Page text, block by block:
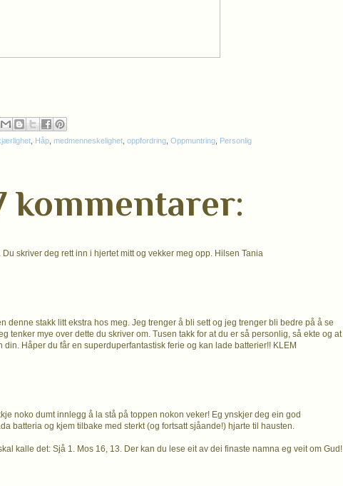
Håp medmenneskelighet oppfordring Oppmuntring Personlig
kommentarer:
skriver deg rett inn i hjertet mitt og vekker meg opp. Hilsen Tania
denne stakk litt ekstra hos meg. Jeg trenger å bli sett og jeg trenger bli bedre på å se
tenker mye over dette du skriver om. Tusen takk for at du er så personlig, så ekte og at
Håper du får en superduperfantastisk ferie og kan lade batterier!! KLEM
noko dumt innlegg å la stå på toppen nokon veker! Eg ynskjer deg ein god
batteria og kjem tilbake med sterkt (og fortsatt sjåande!) hjarte til hausten.
kalle det: Sjå 1. Mos 16, 13. Der kan du lese eit av dei finaste namna eg veit om Gud!